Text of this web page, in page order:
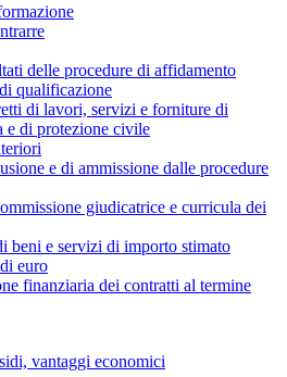
delle procedure di affidamento
qualificazione
di lavori, servizi e forniture di
e di protezione civile
e di ammissione dalle procedure
giudicatrice e curricula dei
beni e servizi di importo stimato
euro
finanziaria dei contratti al termine
vantaggi economici